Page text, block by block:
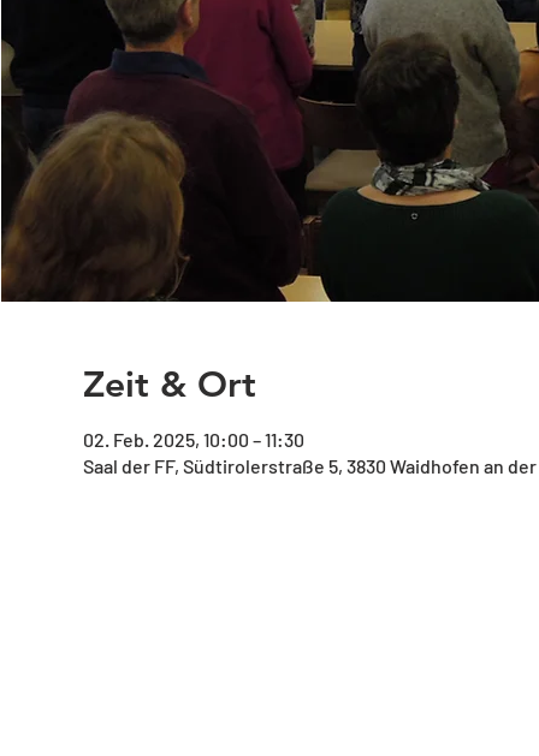
Zeit & Ort
02. Feb. 2025, 10:00 – 11:30
Saal der FF, Südtirolerstraße 5, 3830 Waidhofen an